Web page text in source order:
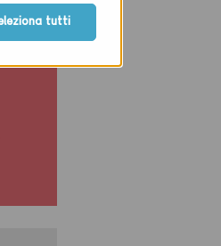
tutti